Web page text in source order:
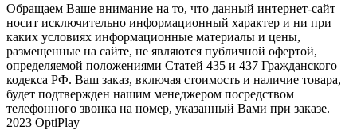
Обращаем Ваше внимание на то, что данный интернет-сайт
носит исключительно информационный характер и ни при
каких условиях информационные материалы и цены,
размещенные на сайте, не являются публичной офертой,
определяемой положениями Статей 435 и 437 Гражданского
кодекса РФ. Ваш заказ, включая стоимость и наличие товара,
будет подтвержден нашим менеджером посредством
телефонного звонка на номер, указанный Вами при заказе.
2023 OptiPlay